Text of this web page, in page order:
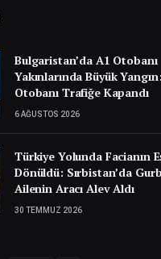
Bulgaristan’da A1 Otobanı
Yakınlarında Büyük
Otobanı Trafiğe Kapandı
6 AĞUSTOS 2026
Türkiye Yolunda Facianın
Dönüldü: Sırbistan’da
Ailenin Aracı Alev Aldı
30 TEMMUZ 2026